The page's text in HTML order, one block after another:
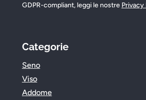
GDPR-compliant, leggi le nostre Privacy
Categorie
Seno
Viso
Addome